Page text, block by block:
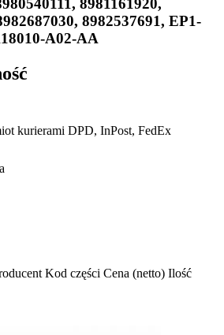
, 8981161920,
, 8982537691, EP1-
A02-AA
kurierami DPD, InPost, FedEx
Kod części Cena (netto) Ilość